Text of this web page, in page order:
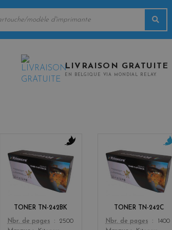
LIVRAISON GRATUITE
EN BELGIQUE VIA MONDIAL RELAY.
TONER TN-242BK
Color
l
a
c
k
Nbr. de pages
2500
TONER TN-242C
Color
y
a
n
Nbr. de pages
1400